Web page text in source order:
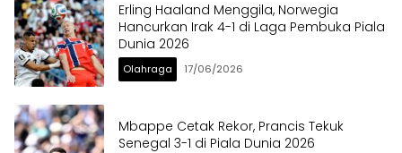
Erling Haaland Menggila, Norwegia
Hancurkan Irak 4-1 di Laga Pembuka Piala
Dunia 2026
Olahraga 17/06/2026
Mbappe Cetak Rekor, Prancis Tekuk
Senegal 3-1 di Piala Dunia 2026